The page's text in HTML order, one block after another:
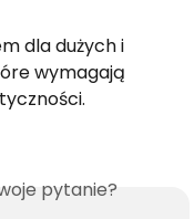
dla dużych i
wymagają
pytanie?